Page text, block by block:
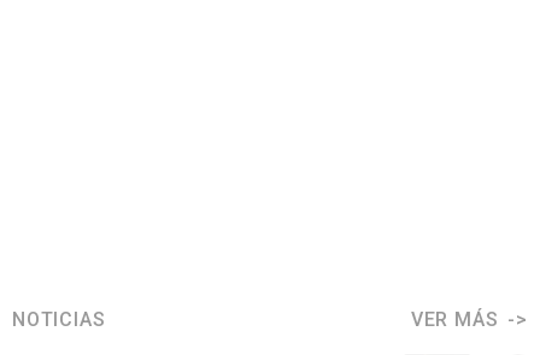
NOTICIAS VER MÁS